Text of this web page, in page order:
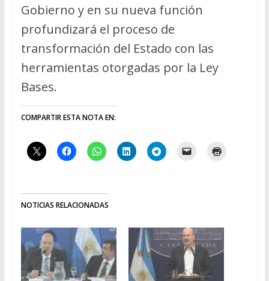
Gobierno y en su nueva función
profundizará el proceso de
transformación del Estado con las
herramientas otorgadas por la Ley
Bases.
COMPARTIR ESTA NOTA EN:
NOTICIAS RELACIONADAS